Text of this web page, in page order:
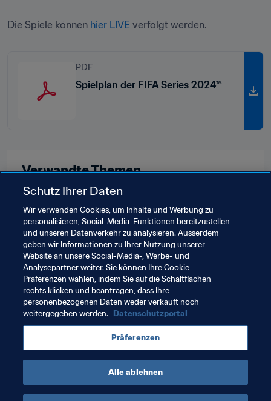
Die Spiele können hier LIVE verfolgt werden.
PDF
Spielplan der FIFA Series 2024™
Verwandte Themen
Algeria CAF Bolivia CONMEBOL
Tanzania Bulgaria UEFA Azerbaijan
Papua New Guinea OFC New Zealand
Equatorial Guinea Cambodia AFC
Bermuda Concacaf Brunei Darussalam
Central African Republic Bhutan Sri Lanka
Schutz Ihrer Daten
Wir verwenden Cookies, um Inhalte und Werbung zu
personalisieren, Social-Media-Funktionen bereitzustellen
und unseren Datenverkehr zu analysieren. Ausserdem
geben wir Informationen zu Ihrer Nutzung unserer
Website an unsere Social-Media-, Werbe- und
Analysepartner weiter. Sie können Ihre Cookie-
Präferenzen wählen, indem Sie auf die Schaltflächen
rechts klicken und beantragen, dass Ihre
personenbezogenen Daten weder verkauft noch
weitergegeben werden. Datenschutzportal
Präferenzen
Alle ablehnen